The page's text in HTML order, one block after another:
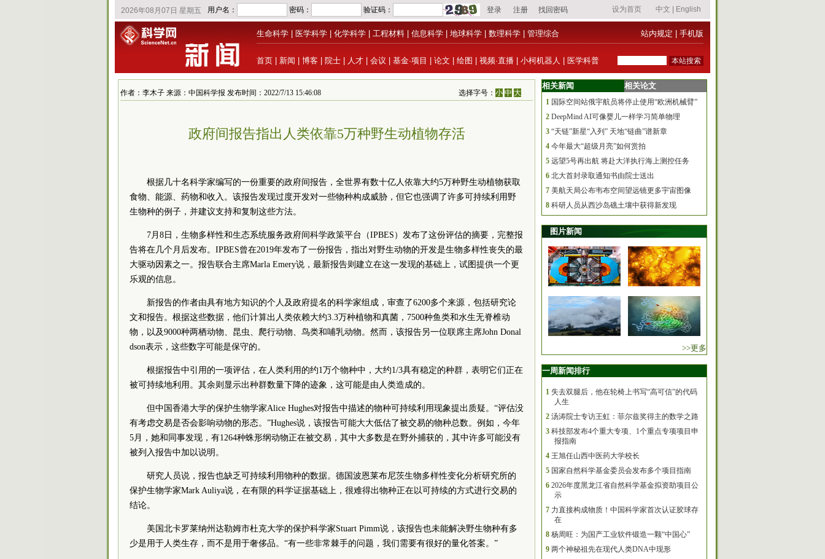
生命科学 医学科学 化学科学 工程材料 信息科学 地球科学 数理科学 管理综合 站内规定 手机版
首页 新闻 博客 院士 人才 会议 基金·项目 论文 绘图 视频·直播 小柯机器人 医学科普
作者：李木子 来源：中国科学报 发布时间：2022/7/13 15:46:08 选择字号：小 中 大
政府间报告指出人类依靠5万种野生动植物存活
根据几十名科学家编写的一份重要的政府间报告，全世界有数十亿人依靠大约5万种野生动植物获取
食物、能源、药物和收入。该报告发现过度开发对一些物种构成威胁，但它也强调了许多可持续利用野
生物种的例子，并建议支持和复制这些方法。
7月8日，生物多样性和生态系统服务政府间科学政策平台（IPBES）发布了这份评估的摘要，完整报
告将在几个月后发布。IPBES曾在2019年发布了一份报告，指出对野生动物的开发是生物多样性丧失的最
大驱动因素之一。报告联合主席Marla Emery说，最新报告则建立在这一发现的基础上，试图提供一个更
乐观的信息。
新报告的作者由具有地方知识的个人及政府提名的科学家组成，审查了6200多个来源，包括研究论
文和报告。根据这些数据，他们计算出人类依赖大约3.3万种植物和真菌，7500种鱼类和水生无脊椎动
物，以及9000种两栖动物、昆虫、爬行动物、鸟类和哺乳动物。然而，该报告另一位联席主席John Donal
dson表示，这些数字可能是保守的。
根据报告中引用的一项评估，在人类利用的约1万个物种中，大约1/3具有稳定的种群，表明它们正在
被可持续地利用。其余则显示出种群数量下降的迹象，这可能是由人类造成的。
但中国香港大学的保护生物学家Alice Hughes对报告中描述的物种可持续利用现象提出质疑。“评估没
有考虑交易是否会影响动物的形态。”Hughes说，该报告可能大大低估了被交易的物种总数。例如，今年
5月，她和同事发现，有1264种蛛形纲动物正在被交易，其中大多数是在野外捕获的，其中许多可能没有
被列入报告中加以说明。
研究人员说，报告也缺乏可持续利用物种的数据。德国波恩莱布尼茨生物多样性变化分析研究所的
保护生物学家Mark Auliya说，在有限的科学证据基础上，很难得出物种正在以可持续的方式进行交易的
结论。
美国北卡罗莱纳州达勒姆市杜克大学的保护科学家Stuart Pimm说，该报告也未能解决野生物种有多
少是用于人类生存，而不是用于奢侈品。“有一些非常棘手的问题，我们需要有很好的量化答案。”
相关新闻 相关论文
1 国际空间站俄宇航员将停止使用“欧洲机械臂”
2 DeepMind AI可像婴儿一样学习简单物理
3 “天链”新星“入列” 天地“链曲”谱新章
4 今年最大“超级月亮”如何赏拍
5 远望5号再出航 将赴大洋执行海上测控任务
6 北大首封录取通知书由院士送出
7 美航天局公布韦布空间望远镜更多宇宙图像
8 科研人员从西沙岛礁土壤中获得新发现
图片新闻
>>更多
一周新闻排行
1 失去双腿后，他在轮椅上书写“高可信”的代码
人生
2 汤涛院士专访王虹：菲尔兹奖得主的数学之路
3 科技部发布4个重大专项、1个重点专项项目申
报指南
4 王旭任山西中医药大学校长
5 国家自然科学基金委员会发布多个项目指南
6 2026年度黑龙江省自然科学基金拟资助项目公
示
7 力直接构成物质！中国科学家首次认证胶球存
在
8 杨周旺：为国产工业软件锻造一颗“中国心”
9 两个神秘祖先在现代人类DNA中现形